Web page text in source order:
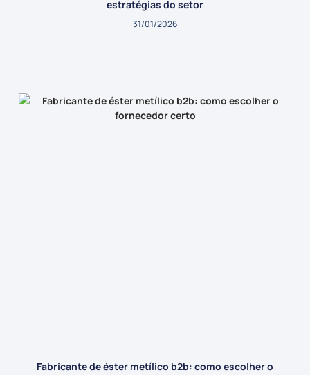
estratégias do setor
31/01/2026
Fabricante de éster metílico b2b: como escolher o